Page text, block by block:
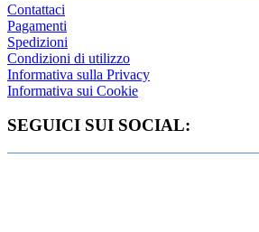
Contattaci
Pagamenti
Spedizioni
Condizioni di utilizzo
Informativa sulla Privacy
Informativa sui Cookie
SEGUICI SUI SOCIAL: